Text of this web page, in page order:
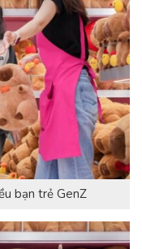
bạn trẻ GenZ